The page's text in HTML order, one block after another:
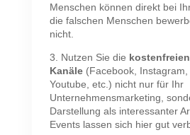
Menschen können direkt bei
die falschen Menschen
nicht.
3. Nutzen Sie die
Kanäle(Facebook, Instagram,
Youtube, etc.) nicht nur für Ihr
Unternehmensmarketing,
Darstellung als interessanter
Events lassen sich hier gut